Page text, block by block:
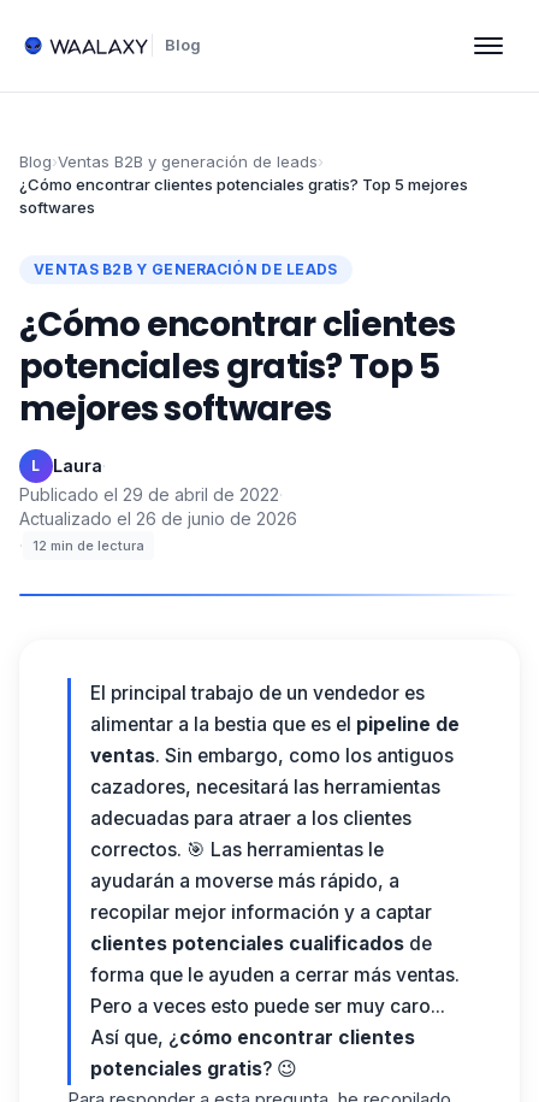
Blog
Blog›Ventas B2B y generación de leads›
¿Cómo encontrar clientes potenciales gratis? Top 5 mejores
softwares
VENTAS B2B Y GENERACIÓN DE LEADS
¿Cómo encontrar clientes
potenciales gratis? Top 5
mejores softwares
L Laura·
Publicado el 29 de abril de 2022·
Actualizado el 26 de junio de 2026
·
12 min de lectura
El principal trabajo de un vendedor es
alimentar a la bestia que es el pipeline de
ventas. Sin embargo, como los antiguos
cazadores, necesitará las herramientas
adecuadas para atraer a los clientes
correctos. 🎯 Las herramientas le
ayudarán a moverse más rápido, a
recopilar mejor información y a captar
clientes potenciales cualificados de
forma que le ayuden a cerrar más ventas.
Pero a veces esto puede ser muy caro...
Así que, ¿cómo encontrar clientes
potenciales gratis? 😉